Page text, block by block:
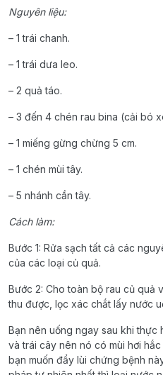
Nguyên liệu:
– 1 trái chanh.
– 1 trái dưa leo.
– 2 quả táo.
– 3 đến 4 chén rau bina (cải bó
– 1 miếng gừng chừng 5 cm.
– 1 chén mùi tây.
– 5 nhánh cần tây.
Cách làm:
Bước 1: Rửa sạch tất cả các
của các loại củ quả.
Bước 2: Cho toàn bộ rau củ quả
thu được, lọc xác chắt lấy nước
Bạn nên uống ngay sau khi thực
và trái cây nên nó có mùi hơi
bạn muốn đẩy lùi chứng bệnh